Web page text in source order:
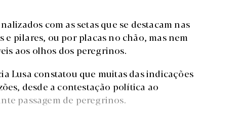
com as setas que se destacam nas
pilares, ou por placas no chão, mas nem
aos olhos dos peregrinos.
Lusa constatou que muitas das indicações
desde a contestação política ao
passagem de peregrinos.